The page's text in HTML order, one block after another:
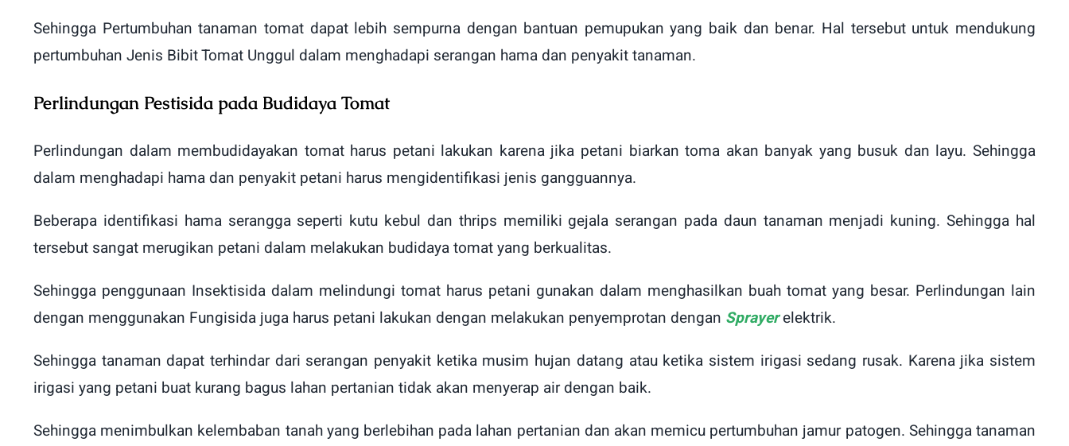
Sehingga Pertumbuhan tanaman tomat dapat lebih sempurna dengan bantuan pemupukan yang baik dan benar. Hal tersebut untuk mendukung
pertumbuhan Jenis Bibit Tomat Unggul dalam menghadapi serangan hama dan penyakit tanaman.
Perlindungan Pestisida pada Budidaya Tomat
Perlindungan dalam membudidayakan tomat harus petani lakukan karena jika petani biarkan toma akan banyak yang busuk dan layu. Sehingga
dalam menghadapi hama dan penyakit petani harus mengidentifikasi jenis gangguannya.
Beberapa identifikasi hama serangga seperti kutu kebul dan thrips memiliki gejala serangan pada daun tanaman menjadi kuning. Sehingga hal
tersebut sangat merugikan petani dalam melakukan budidaya tomat yang berkualitas.
Sehingga penggunaan Insektisida dalam melindungi tomat harus petani gunakan dalam menghasilkan buah tomat yang besar. Perlindungan lain
dengan menggunakan Fungisida juga harus petani lakukan dengan melakukan penyemprotan dengan Sprayerelektrik.
Sehingga tanaman dapat terhindar dari serangan penyakit ketika musim hujan datang atau ketika sistem irigasi sedang rusak. Karena jika sistem
irigasi yang petani buat kurang bagus lahan pertanian tidak akan menyerap air dengan baik.
Sehingga menimbulkan kelembaban tanah yang berlebihan pada lahan pertanian dan akan memicu pertumbuhan jamur patogen. Sehingga tanaman